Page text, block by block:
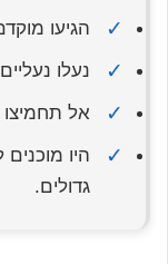
✓ הגיעו
✓ נעלו
✓ אל תחמיצו
✓
היו
גדולים.